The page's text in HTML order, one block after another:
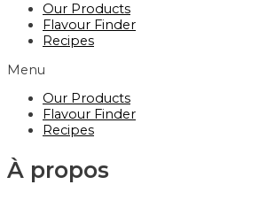
Our Products
Flavour Finder
Recipes
Menu
Our Products
Flavour Finder
Recipes
À propos